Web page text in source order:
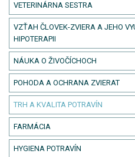
VETERINÁRNA SESTRA
VZŤAH ČLOVEK-ZVIERA A JEHO
HIPOTERAPII
NÁUKA O ŽIVOČÍCHOCH
POHODA A OCHRANA ZVIERAT
TRH A KVALITA POTRAVÍN
FARMÁCIA
HYGIENA POTRAVÍN